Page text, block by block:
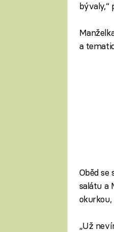
bývaly,“
a
Oběd se
salátu a
„Už